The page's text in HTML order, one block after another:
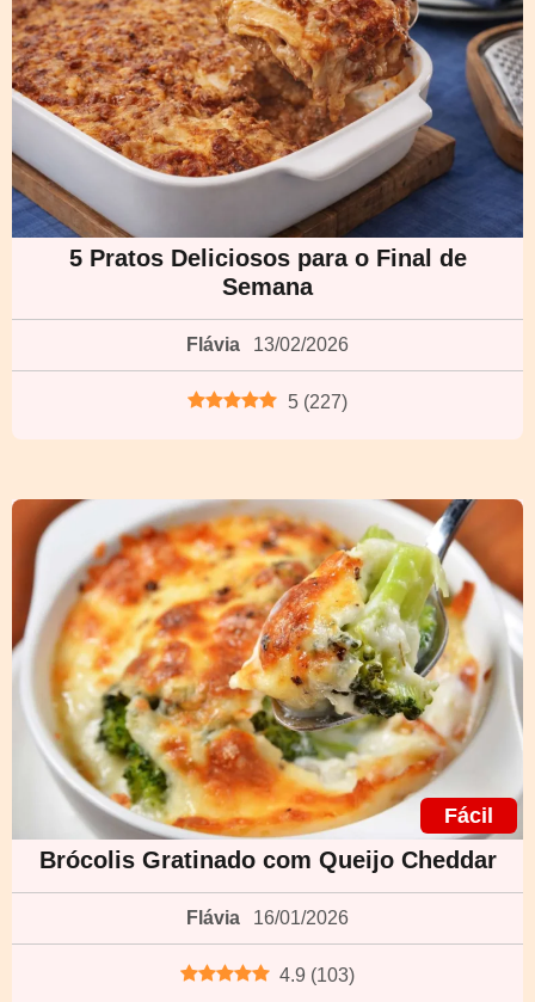
5 Pratos Deliciosos para o Final de
Semana
Flávia 13/02/2026
5 (227)
Fácil
Brócolis Gratinado com Queijo Cheddar
Flávia 16/01/2026
4.9 (103)